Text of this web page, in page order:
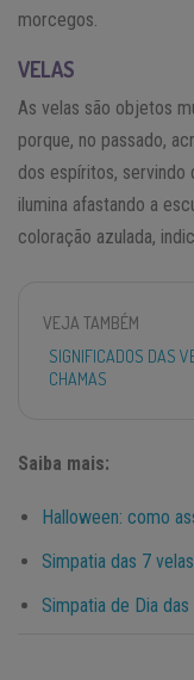
morcegos.
VELAS
As velas são objetos
porque, no passado,
dos espíritos, servindo
ilumina afastando a
coloração azulada,
VEJA TAMBÉM
SIGNIFICADOS DAS
CHAMAS
Saiba mais:
Halloween: como
Simpatia das 7
Simpatia de Dia